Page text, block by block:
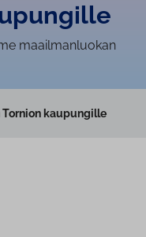
maailmanluokan
Tornion kaupungille